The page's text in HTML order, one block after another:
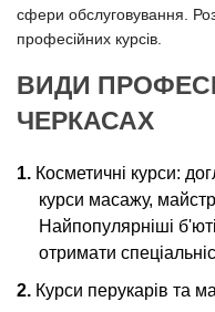
сфери обслуговування.
професійних курсів.
ВИДИ
ЧЕРКАСАХ
Косметичні курси:
курси масажу,
Найпопулярніші
отримати
Курси перукарів та